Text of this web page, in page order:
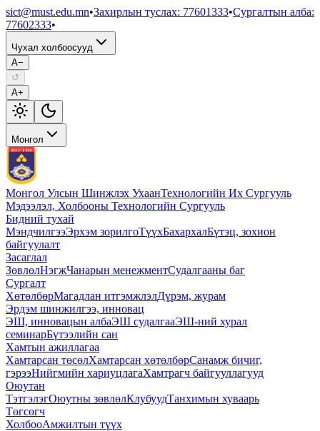
sict@must.edu.mn•Захирлын туслах: 77601333•Сургалтын алба:
77602333•
Чухал холбоосууд
A−
↺
A+
Монгол
Монгол Улсын Шинжлэх УхаанТехнологийн Их Сургууль
Мэдээлэл, Холбооны Технологийн Сургууль
Бидний тухай
МэндчилгээЭрхэм зорилгоТүүхБахархалБүтэц, зохион
байгуулалт
Засаглал
ЗөвлөлНэгжЧанарын менежментСудалгааны баг
Сургалт
ХөтөлбөрМагадлан итгэмжлэлДүрэм, журам
Эрдэм шинжилгээ, инновац
ЭШ, инновацын албаЭШ судалгааЭШ-ний хурал
семинарБүтээлийн сан
Хамтын ажиллагаа
Хамтарсан төсөлХамтарсан хөтөлбөрСанамж бичиг,
гэрээНийгмийн хариуцлагаХамтрагч байгууллагууд
Оюутан
ТэтгэлэгОюутны зөвлөлКлубуудТанхимын хуваарь
Төгсөгч
ХолбооАмжилтын түүх